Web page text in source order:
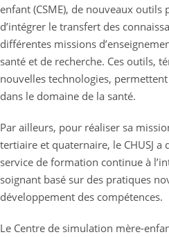
enfant (CSME), de nouveaux outils
d’intégrer le transfert des
différentes missions
santé et de recherche. Ces outils,
nouvelles technologies,
dans le domaine de la santé.
Par ailleurs, pour réaliser sa
tertiaire et quaternaire, le CHUSJ
service de formation continue à
soignant basé sur des pratiques
développement des compétences.
Le Centre de simulation mère-